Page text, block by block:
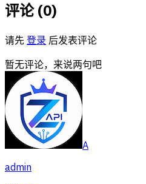
评论 (0)
请先 登录 后发表评论
暂无评论，来说两句吧
A
admin